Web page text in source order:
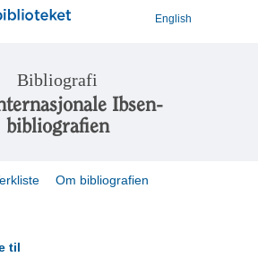
English
Bibliografi
Ibsen-
bibliografien
Om bibliografien
til